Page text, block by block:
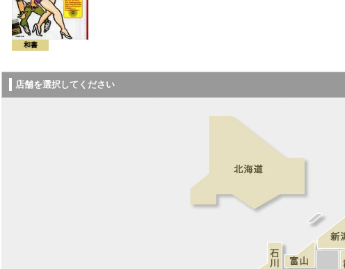
和書
店舗を選択してください